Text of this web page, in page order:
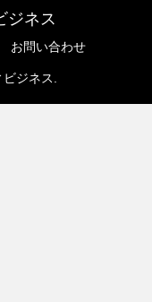
ジネス
お問い合わせ
ジネス.